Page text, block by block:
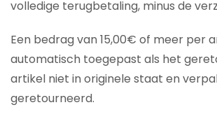
volledige terugbetaling, minus de
Een bedrag van 15,00€ of meer per
automatisch toegepast als het
artikel niet in originele staat en
geretourneerd.